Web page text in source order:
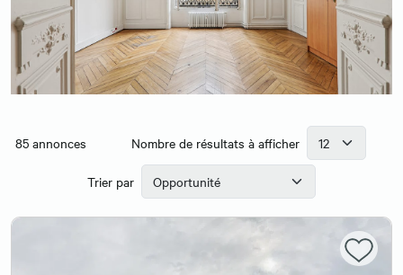
85annonces Nombre de résultats à afficher
Trier par